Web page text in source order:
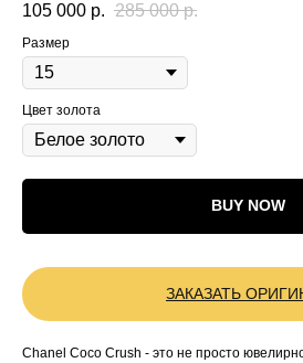
105 000 р. 285 000 р.
Размер
Цвет золота
BUY NOW
ЗАКАЗАТЬ
Chanel Coco Crush - это не просто